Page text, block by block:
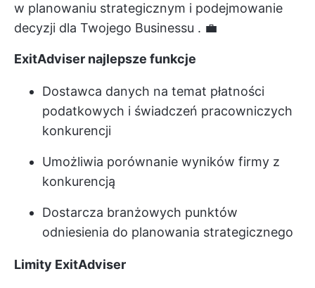
w planowaniu strategicznym i podejmowanie
decyzji dla Twojego Businessu . 💼
ExitAdviser najlepsze funkcje
Dostawca danych na temat płatności
podatkowych i świadczeń pracowniczych
konkurencji
Umożliwia porównanie wyników firmy z
konkurencją
Dostarcza branżowych punktów
odniesienia do planowania strategicznego
Limity ExitAdviser